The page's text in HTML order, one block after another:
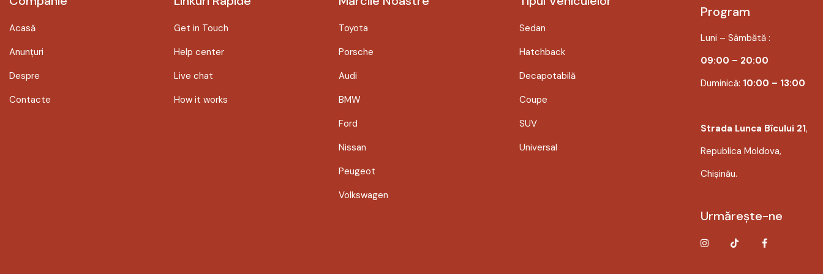
Acasă
Anunțuri
Despre
Contacte
Get in Touch
Help center
Live chat
How it works
Toyota
Porsche
Audi
BMW
Ford
Nissan
Peugeot
Volkswagen
Sedan
Hatchback
Decapotabilă
Coupe
SUV
Universal
Program
Luni – Sâmbătă :
09:00 – 20:00
Duminică: 10:00 – 13:00
Strada Lunca Bîcului 21,
Republica Moldova,
Chișinău.
Urmărește-ne